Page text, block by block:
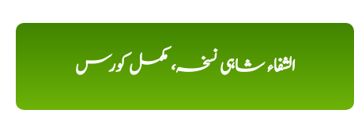
الشفاء شاہی نسخہ، مکمل کورس